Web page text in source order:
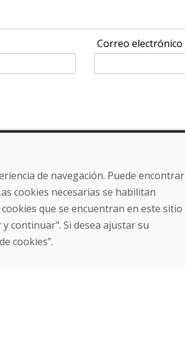
Correo electrónico
Tienda electrónica
Términos y condiciones
Envío y pago
NORMAS DE RECLAMACIÓN
Devolución y cambio de
mercancías
Política de privacidad
de navegación. Puede encontrar
cookies necesarias se habilitan
que se encuentran en este sitio
continuar". Si desea ajustar su
cookies”.